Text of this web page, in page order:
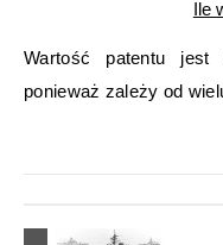
Ile
Wartość patentu jest
ponieważ zależy od